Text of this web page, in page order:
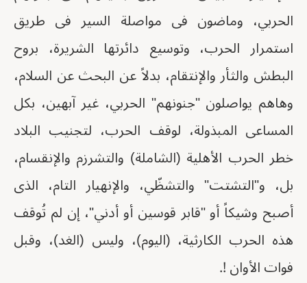
الحربي، وماضون فى مواصلة السير فى طريق
استمرار الحرب، وتوسيع دائرتها الشريرة، بروح
البطش والثأر والإنتقام، بدلاً عن البحث عن السلام،
وهاهم يواصلون "جنونهم" الحربي، غير آبهين، بكل
المساعى المبذولة، لوقف الحرب، لتجنيب البلاد
خطر الحرب الأهلية (الشاملة) والتشرزم والإنقسام،
بل، و"التشتت" والتشظّي، والإنهيار التام، الذى
أصبح وشيكاً أو "قابر قوسين أو أدني"، إن لم تُوقف
هذه الحرب الكارثية، (اليوم)، وليس (الغد)، وقبل
فوات الأوان !.